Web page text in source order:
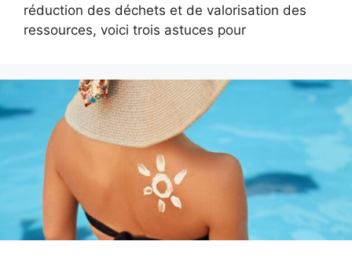
réduction des déchets et de valorisation des
ressources, voici trois astuces pour